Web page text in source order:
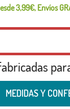
3,99€, Envíos
MEDIDAS Y